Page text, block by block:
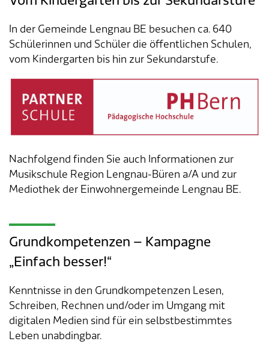
In der Gemeinde Lengnau BE besuchen ca. 640
Schülerinnen und Schüler die öffentlichen Schulen,
vom Kindergarten bis hin zur Sekundarstufe.
Nachfolgend finden Sie auch Informationen zur
Musikschule Region Lengnau-Büren a/A und zur
Mediothek der Einwohnergemeinde Lengnau BE.
Grundkompetenzen – Kampagne
„Einfach besser!“
Kenntnisse in den Grundkompetenzen Lesen,
Schreiben, Rechnen und/oder im Umgang mit
digitalen Medien sind für ein selbstbestimmtes
Leben unabdingbar.
Tageselternverein
Gastronomie
Vermietung von Freizeitanlagen
Veranstaltungsbewilligung
Sozialversicherungen
Soziales
Steuern
Bauen & Planen
ÖREB-Kataster
Umwelt
Energie & Wasser
Tiere
Sicherheit
Über Lengnau
Burgergemeinde
Kirchgemeinden
Partnergemeinden
Finanzabteilung
Sozialabteilung
Bau- und Planungsabteilung
Betriebs- und Tiefbauabteilung
Werkhof
Schulverwaltung
Mitarbeitende
Schnupperlehre / Lehrstelle
Gemeindenetzwerke
Dienstleistungen A-Z
Adressverzeichnis
Kontakt & Öffnungszeiten